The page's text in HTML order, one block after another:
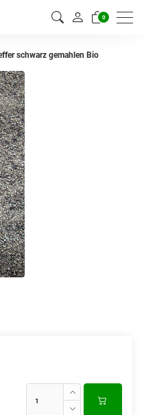
0
schwarz gemahlen Bio